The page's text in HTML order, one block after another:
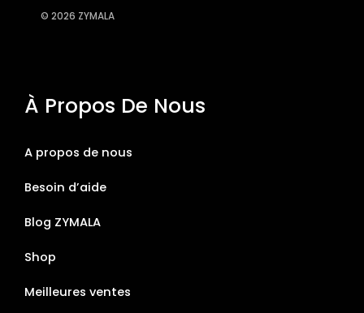
© 2026 ZYMALA
À Propos De Nous
A propos de nous
Besoin d’aide
Blog ZYMALA
Shop
Meilleures ventes